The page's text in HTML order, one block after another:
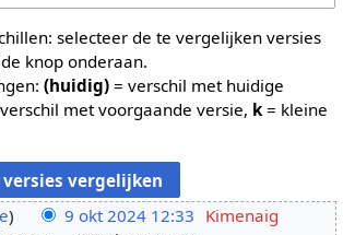
selecteer de te vergelijken versies
knop onderaan.
(huidig)= verschil met huidige
met voorgaande versie, k= kleine
9 okt 2024 12:33 Kimenaig